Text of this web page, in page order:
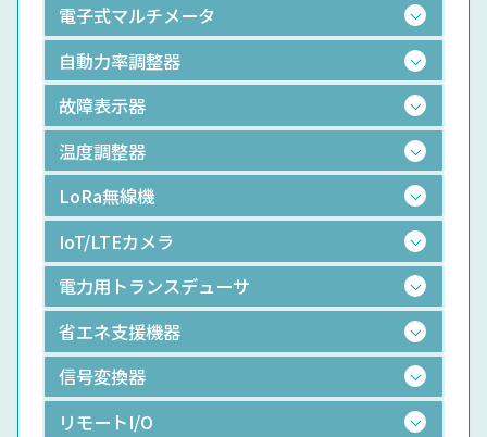
電子式マルチメータ
自動力率調整器
故障表示器
温度調整器
LoRa無線機
IoT/LTEカメラ
電力用トランスデューサ
省エネ支援機器
信号変換器
リモートI/O